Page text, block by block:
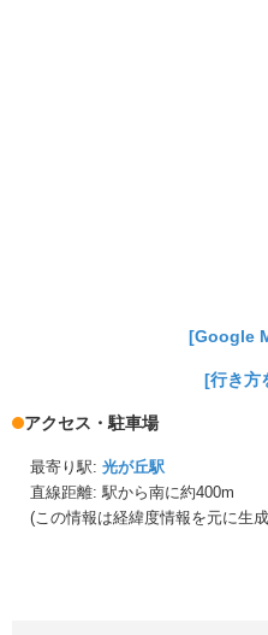
[Google
[行き方
アクセス・駐車場
最寄り駅: 光が丘駅
直線距離: 駅から南に約400m
(この情報は経緯度情報を元に生